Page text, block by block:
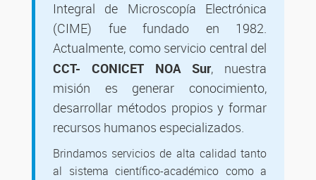
Integral de Microscopía Electrónica
(CIME) fue fundado en 1982.
Actualmente, como servicio central del
CCT- CONICET NOA Sur, nuestra
misión es generar conocimiento,
desarrollar métodos propios y formar
recursos humanos especializados.
Brindamos servicios de alta calidad tanto
al sistema científico-académico como a